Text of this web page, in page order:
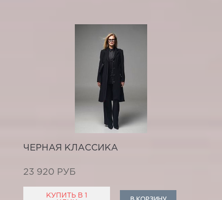
ЧЕРНАЯ КЛАССИКА
23 920 РУБ
КУПИТЬ В 1